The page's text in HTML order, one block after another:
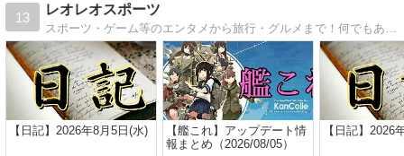
13
レオレオスポーツ
【日記】2026年8月5日(水)
【艦これ】アップデート情
報まとめ（2026/08/05）
【日記】2026